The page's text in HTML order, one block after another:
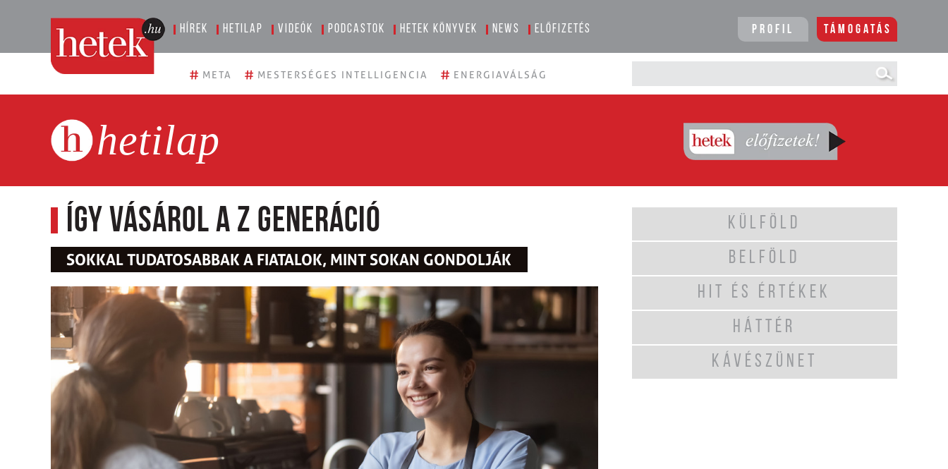
Hírek Hetilap Videók Podcastok Hetek könyvek News Előfizetés Profil Támogatás
# META # MESTERSÉGES INTELLIGENCIA # ENERGIAVÁLSÁG
hetilap
Így vásárol a Z generáció
SOKKAL TUDATOSABBAK A FIATALOK, MINT SOKAN GONDOLJÁK
KÜLFÖLD
BELFÖLD
HIT ÉS ÉRTÉKEK
HÁTTÉR
KÁVÉSZÜNET